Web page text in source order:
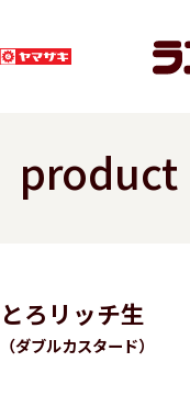
product
とろリッチ生
（ダブルカスタード）